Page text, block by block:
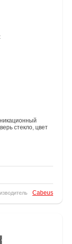
стекло, цвет
Cabeus